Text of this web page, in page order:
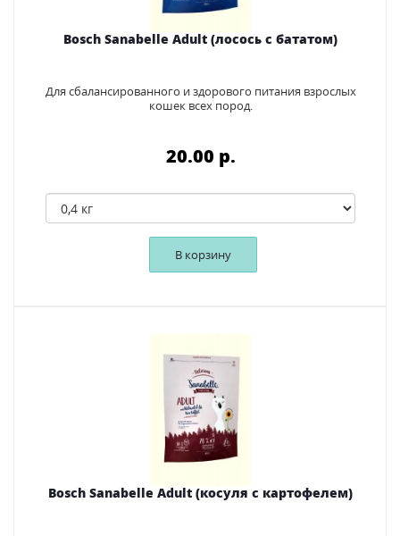
Bosch Sanabelle Adult (лосось с бататом)
Для сбалансированного и здорового питания взрослых
кошек всех пород.
20.00 p.
В корзину
Bosch Sanabelle Adult (косуля с картофелем)